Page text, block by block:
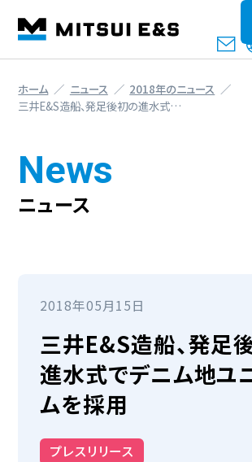
ホーム ニュース
2018年のニュース
三井E&S造船、発足後初の進水式…
News
ニュース
2018年05月15日
三井E&S造船、発足
進水式でデニム地ユ
ムを採用
プレスリリース